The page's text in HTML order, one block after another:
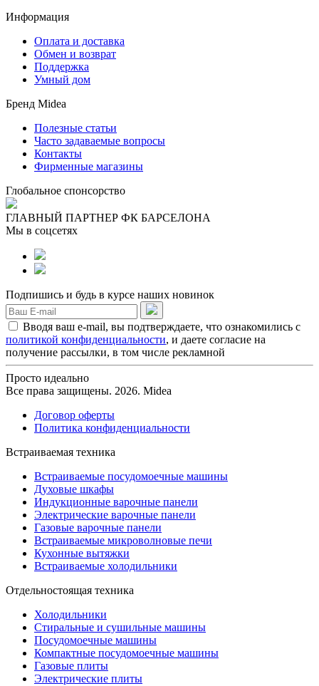
Информация
Оплата и доставка
Обмен и возврат
Поддержка
Умный дом
Бренд Midea
Полезные статьи
Часто задаваемые вопросы
Контакты
Фирменные магазины
Глобальное спонсорство
ГЛАВНЫЙ ПАРТНЕР ФК БАРСЕЛОНА
Мы в соцсетях
Подпишись и будь в курсе наших новинок
Вводя ваш e-mail, вы подтверждаете, что ознакомились с
политикой конфиденциальности, и даете согласие на
получение рассылки, в том числе рекламной
Просто идеально
Все права защищены. 2026. Midea
Договор оферты
Политика конфиденциальности
Встраиваемая техника
Встраиваемые посудомоечные машины
Духовые шкафы
Индукционные варочные панели
Электрические варочные панели
Газовые варочные панели
Встраиваемые микроволновые печи
Кухонные вытяжки
Встраиваемые холодильники
Отдельностоящая техника
Холодильники
Стиральные и сушильные машины
Посудомоечные машины
Компактные посудомоечные машины
Газовые плиты
Электрические плиты